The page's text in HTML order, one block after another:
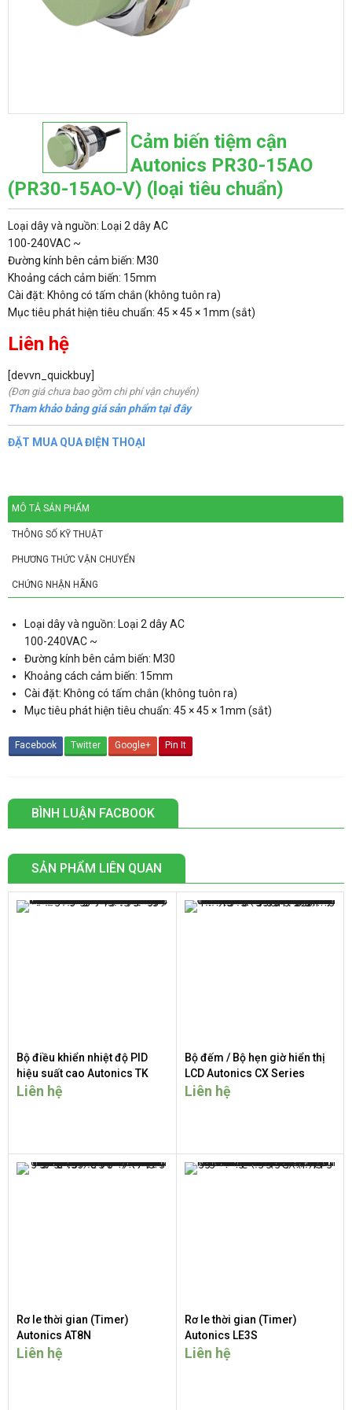
Cảm biến tiệm cận
Autonics PR30-15AO
(PR30-15AO-V) (loại tiêu chuẩn)
Loại dây và nguồn: Loại 2 dây AC
100-240VAC ~
Đường kính bên cảm biến: M30
Khoảng cách cảm biến: 15mm
Cài đặt: Không có tấm chắn (không tuôn ra)
Mục tiêu phát hiện tiêu chuẩn: 45 × 45 × 1mm (sắt)
Liên hệ
[devvn_quickbuy]
(Đơn giá chưa bao gồm chi phí vận chuyển)
Tham khảo bảng giá sản phẩm tại đây
ĐẶT MUA QUA ĐIỆN THOẠI
MÔ TẢ SẢN PHẨM
THÔNG SỐ KỸ THUẬT
PHƯƠNG THỨC VẬN CHUYỂN
CHỨNG NHẬN HÃNG
Loại dây và nguồn: Loại 2 dây AC
100-240VAC ~
Đường kính bên cảm biến: M30
Khoảng cách cảm biến: 15mm
Cài đặt: Không có tấm chắn (không tuôn ra)
Mục tiêu phát hiện tiêu chuẩn: 45 × 45 × 1mm (sắt)
Facebook Twitter Google+ Pin It
BÌNH LUẬN FACBOOK
SẢN PHẨM LIÊN QUAN
Bộ điều khiển nhiệt độ PID
hiệu suất cao Autonics TK
Series
Liên hệ
Bộ đếm / Bộ hẹn giờ hiển thị
LCD Autonics CX Series
Liên hệ
Rơ le thời gian (Timer)
Autonics AT8N
Liên hệ
Rơ le thời gian (Timer)
Autonics LE3S
Liên hệ